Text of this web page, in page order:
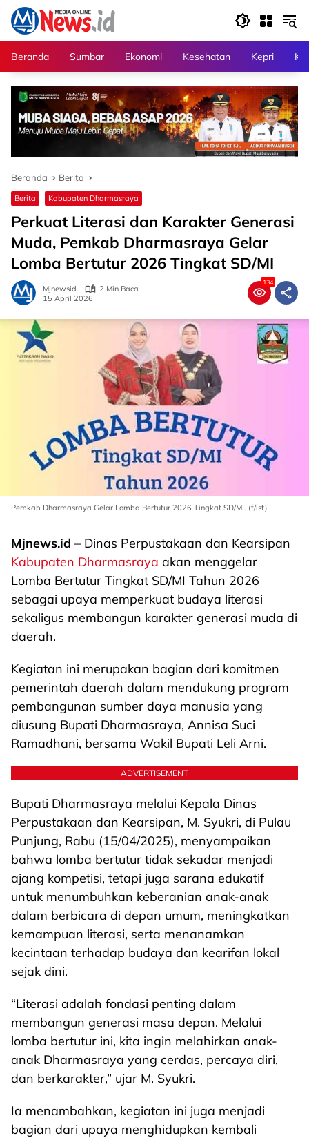
Langsung
konten
Beranda
Sumbar Ekonomi Kesehatan Kepri
Beranda Berita
Berita Kabupaten Dharmasraya
Perkuat Literasi dan Karakter Generasi
Muda, Pemkab Dharmasraya Gelar
Lomba Bertutur 2026 Tingkat SD/MI
Mjnewsid
2 Min Baca
15 April 2026
134
Pemkab Dharmasraya Gelar Lomba Bertutur 2026 Tingkat SD/MI. (f/ist)
Mjnews.id – Dinas Perpustakaan dan Kearsipan
Kabupaten Dharmasraya akan menggelar
Lomba Bertutur Tingkat SD/MI Tahun 2026
sebagai upaya memperkuat budaya literasi
sekaligus membangun karakter generasi muda di
daerah.
Kegiatan ini merupakan bagian dari komitmen
pemerintah daerah dalam mendukung program
pembangunan sumber daya manusia yang
diusung Bupati Dharmasraya, Annisa Suci
Ramadhani, bersama Wakil Bupati Leli Arni.
ADVERTISEMENT
Bupati Dharmasraya melalui Kepala Dinas
Perpustakaan dan Kearsipan, M. Syukri, di Pulau
Punjung, Rabu (15/04/2025), menyampaikan
bahwa lomba bertutur tidak sekadar menjadi
ajang kompetisi, tetapi juga sarana edukatif
untuk menumbuhkan keberanian anak-anak
dalam berbicara di depan umum, meningkatkan
kemampuan literasi, serta menanamkan
kecintaan terhadap budaya dan kearifan lokal
sejak dini.
“Literasi adalah fondasi penting dalam
membangun generasi masa depan. Melalui
lomba bertutur ini, kita ingin melahirkan anak-
anak Dharmasraya yang cerdas, percaya diri,
dan berkarakter,” ujar M. Syukri.
Ia menambahkan, kegiatan ini juga menjadi
bagian dari upaya menghidupkan kembali